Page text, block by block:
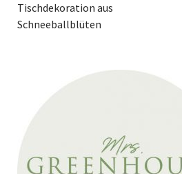
Tischdekoration aus
Schneeballblüten